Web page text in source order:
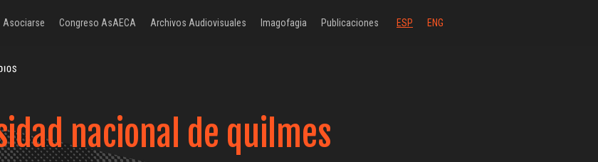
ESP ENG
Asociarse Congreso AsAECA Archivos Audiovisuales Imagofagia Publicaciones
nacional de quilmes